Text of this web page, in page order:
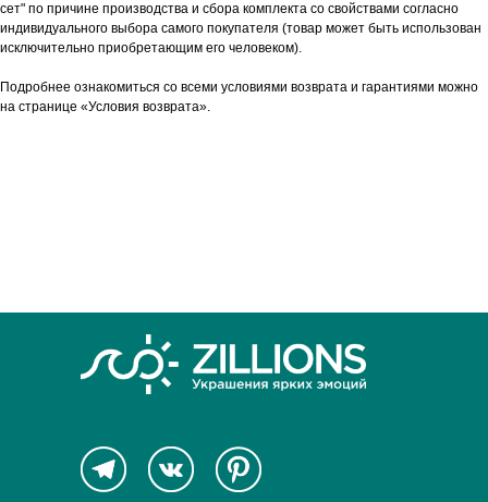
сет" по причине производства и сбора комплекта со свойствами согласно
индивидуального выбора самого покупателя (товар может быть использован
исключительно приобретающим его человеком).
Подробнее ознакомиться со всеми условиями возврата и гарантиями можно
на странице «Условия возврата».